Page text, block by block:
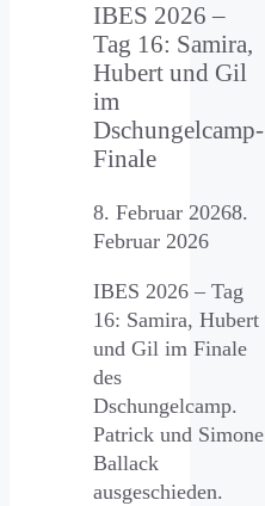
IBES 2026 –
Tag 16: Samira,
Hubert und Gil
im
Dschungelcamp-
Finale
8. Februar 20268.
Februar 2026
IBES 2026 – Tag
16: Samira, Hubert
und Gil im Finale
des
Dschungelcamp.
Patrick und Simone
Ballack
ausgeschieden.